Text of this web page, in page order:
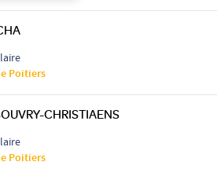
Poitiers
CHRISTIAENS
Poitiers